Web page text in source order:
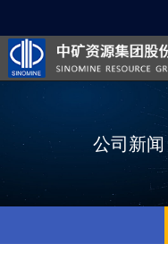
公司新闻